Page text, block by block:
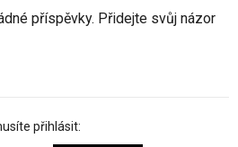
příspěvky. Přidejte svůj názor
přihlásit: